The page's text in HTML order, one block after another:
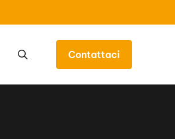
Contattaci